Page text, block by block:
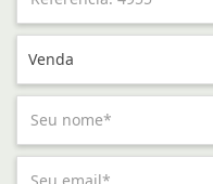
Venda